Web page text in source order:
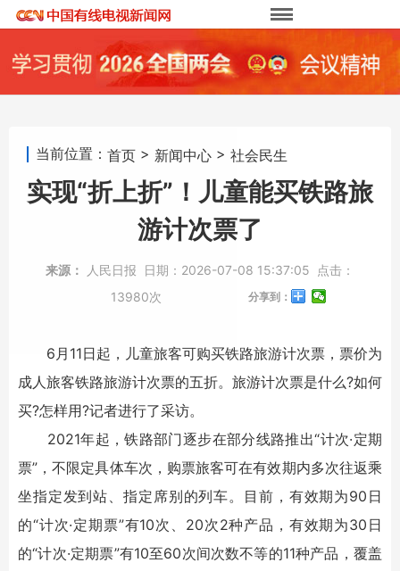
当前位置： 首页 > 新闻中心 > 社会民生
实现“折上折”！儿童能买铁路旅
游计次票了
来源： 人民日报 日期： 2026-07-08 15:37:05
点击：
13980次
分享到：
6月11日起，儿童旅客可购买铁路旅游计次票，票价为
成人旅客铁路旅游计次票的五折。旅游计次票是什么?如何
买?怎样用?记者进行了采访。
2021年起，铁路部门逐步在部分线路推出“计次·定期
票”，不限定具体车次，购票旅客可在有效期内多次往返乘
坐指定发到站、指定席别的列车。目前，有效期为90日
的“计次·定期票”有10次、20次2种产品，有效期为30日
的“计次·定期票”有10至60次间次数不等的11种产品，覆盖